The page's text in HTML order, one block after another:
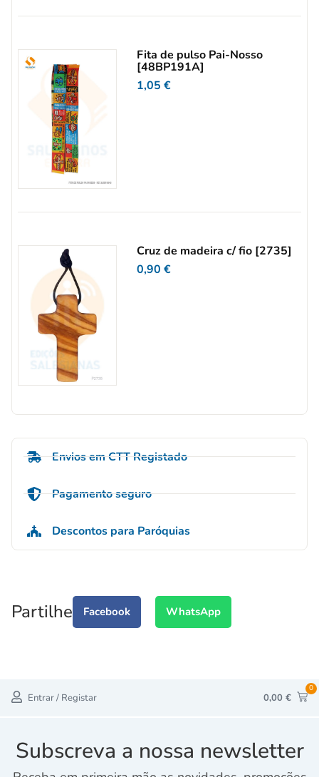
Fita de pulso Pai-Nosso
[48BP191A]
1,05€
Cruz de madeira c/ fio [2735]
0,90€
Envios em CTT Registado
Pagamento seguro
Descontos para Paróquias
Partilhe Facebook WhatsApp
Entrar / Registar 0,00 €
0
Subscreva a nossa newsletter